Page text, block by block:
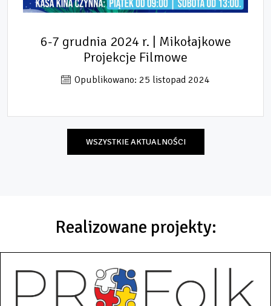
6-7 grudnia 2024 r. | Mikołajkowe
Projekcje Filmowe
Opublikowano: 25 listopad 2024
WSZYSTKIE AKTUALNOŚCI
Realizowane projekty: